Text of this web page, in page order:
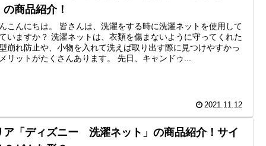
の商品紹介！
こんにちは。 皆さんは、洗濯をする時に洗濯ネットを使用して
いますか？ 洗濯ネットは、衣類を傷まないように守ってくれた
崩れ防止や、小物を入れて洗えば取り出す際に見つけやすかっ
リットがたくさんあります。 先日、キャンドゥ...
2021.11.12
ア「ディズニー 洗濯ネット」の商品紹介！サイ